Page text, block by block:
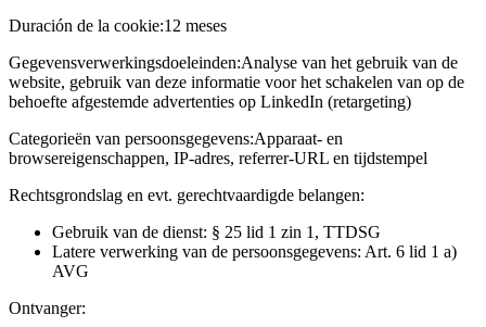
Duración de la cookie:12 meses
Gegevensverwerkingsdoeleinden:Analyse van het gebruik van de
website, gebruik van deze informatie voor het schakelen van op de
behoefte afgestemde advertenties op LinkedIn (retargeting)
Categorieën van persoonsgegevens:Apparaat- en
browsereigenschappen, IP-adres, referrer-URL en tijdstempel
Rechtsgrondslag en evt. gerechtvaardigde belangen:
Gebruik van de dienst: § 25 lid 1 zin 1, TTDSG
Latere verwerking van de persoonsgegevens: Art. 6 lid 1 a)
AVG
Ontvanger: